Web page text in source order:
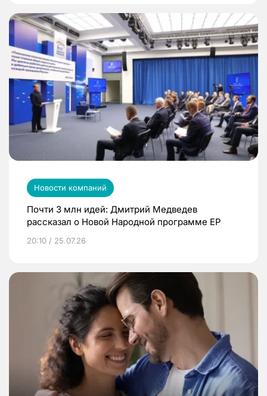
Новости компаний
Почти 3 млн идей: Дмитрий Медведев
рассказал о Новой Народной программе ЕР
20:10 / 25.07.26